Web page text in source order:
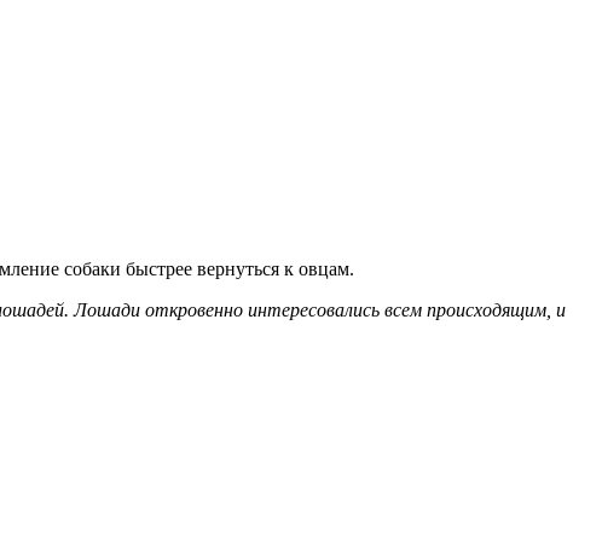
собаки быстрее вернуться к овцам.
Лошади откровенно интересовались всем происходящим, и